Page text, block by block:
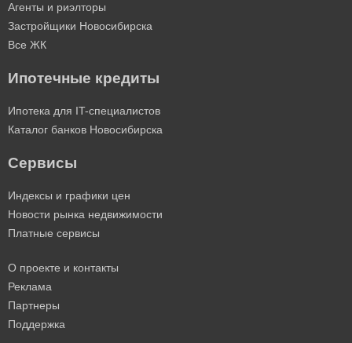
Агенты и риэлторы
Застройщики Новосибирска
Все ЖК
Ипотечные кредиты
Ипотека для IT-специалистов
Каталог банков Новосибирска
Сервисы
Индексы и графики цен
Новости рынка недвижимости
Платные сервисы
О проекте и контакты
Реклама
Партнеры
Поддержка